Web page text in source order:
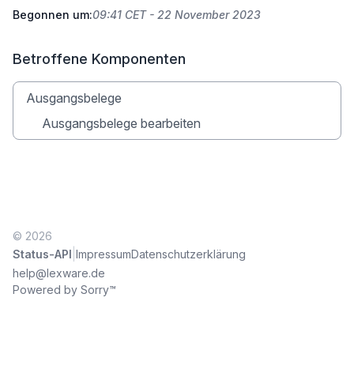
Begonnen um:09:41 CET - 22 November 2023
Betroffene Komponenten
Ausgangsbelege
Ausgangsbelege bearbeiten
© 2026
Status-API ImpressumDatenschutzerklärung
help@lexware.de
Powered by Sorry™